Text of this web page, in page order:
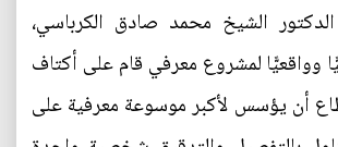
الشيخ محمد صادق الكرباسي،
وواقعيًّا لمشروع معرفي قام على أكتاف
أن يؤسس لأكبر موسوعة معرفية على